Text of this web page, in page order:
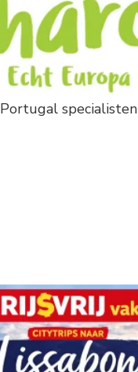
Portugal specialisten